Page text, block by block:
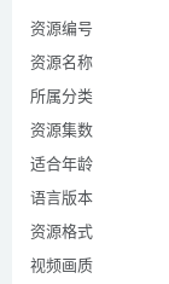
资源编号
资源名称
所属分类
资源集数
适合年龄
语言版本
资源格式
视频画质